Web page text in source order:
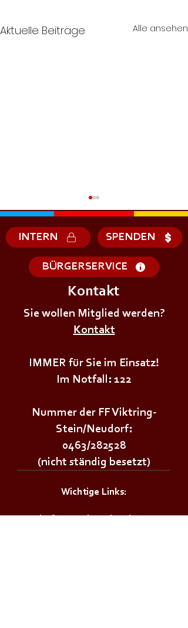
Aktuelle Beiträge Alle ansehen
+++𝗗𝗜𝗘𝗡𝗦𝗧𝗔𝗚𝗦Ü𝗕𝗨𝗡𝗚+++
INTERN SPENDEN
BÜRGERSERVICE
Kontakt
Sie wollen Mitglied werden?
Kontakt
IMMER für Sie im Einsatz!
Im Notfall: 122
Nummer der FF Viktring-
Stein/Neudorf:
0463/282528
(nicht ständig besetzt)
Wichtige Links: